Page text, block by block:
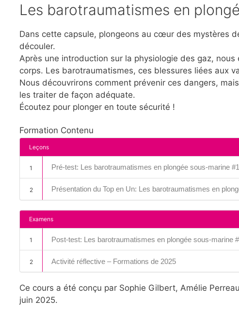
Les barotraumatismes en
Dans cette capsule, plongeons au cœur des mystères
découler.
Après une introduction sur la physiologie des gaz,
corps. Les barotraumatismes, ces blessures liées aux
Nous découvrirons comment prévenir ces dangers,
les traiter de façon adéquate.
Écoutez pour plonger en toute sécurité !
Formation Contenu
Leçons
1 Pré-test: Les barotraumatismes en plongée sous-marine #1
2 Présentation du Top en Un: Les barotraumatismes en
Examens
1 Post-test: Les barotraumatismes en plongée sous-marine
2 Activité réflective – Formations de 2025
Ce cours a été conçu par Sophie Gilbert, Amélie
juin 2025.